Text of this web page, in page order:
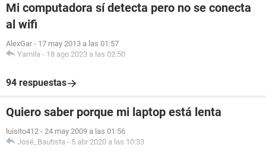
Mi computadora sí detecta pero no se conecta
al wifi
AlexGar - 17 may 2013 a las 01:57
Yamila - 18 ago 2023 a las 02:50
94 respuestas
Quiero saber porque mi laptop está lenta
luisito412 - 24 may 2009 a las 01:56
José_Bautista - 5 abr 2020 a las 10:33